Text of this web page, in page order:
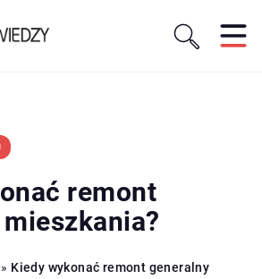
remont
» Kiedy wykonać remont generalny